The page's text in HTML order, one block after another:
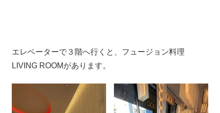
エレベーターで３階へ行くと、フュージョン料理
LIVING ROOM​があります。